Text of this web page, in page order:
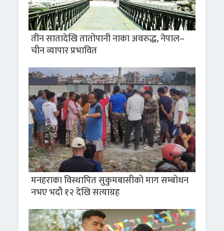
तीन सातादेखि तातोपानी नाका अवरुद्ध, नेपाल–
चीन व्यापार प्रभावित
मनहराका विस्थापित सुकुमबासीको माग सम्बोधन
नभए भदौ १२ देखि सत्याग्रह